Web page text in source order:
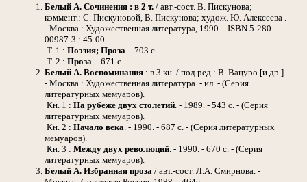
Белый А. Сочинения : в 2 т. / авт.-сост. В. Пискунова;
коммент.: С. Пискуновой, В. Пискунова; худож. Ю. Алексеева .
- Москва : Художественная литература, 1990. - ISBN 5-280-
00987-3 : 45-00.
Т. 1 : Поэзия; Проза . - 703 с.
Т. 2 : Проза . - 671 с.
Белый А. Воспоминания : в 3 кн. / под ред.: В. Вацуро [и др.] .
- Москва : Художественная литература. - ил. - (Серия
литературных мемуаров).
Кн. 1 : На рубеже двух столетий . - 1989. - 543 с. - (Серия
литературных мемуаров).
Кн. 2 : Начало века . - 1990. - 687 с. - (Серия литературных
мемуаров).
Кн. 3 : Между двух революций . - 1990. - 670 с. - (Серия
литературных мемуаров).
Белый А. Избранная проза / авт.-сост. Л.А. Смирнова. -